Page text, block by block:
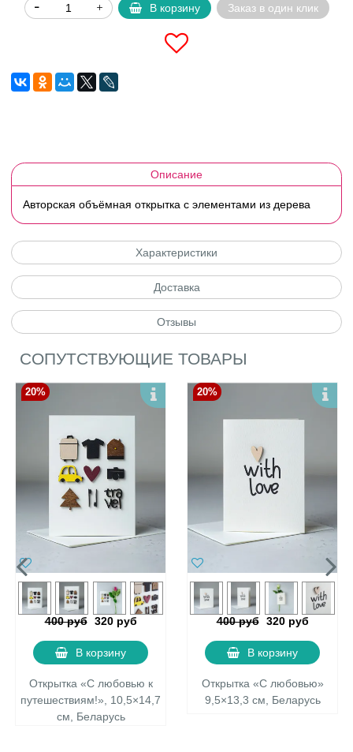
В корзину Заказ в один клик
Описание
Авторская объёмная открытка с элементами из дерева
Характеристики
Доставка
Отзывы
СОПУТСТВУЮЩИЕ ТОВАРЫ
20%
400 руб 320 руб
В корзину
Открытка «С любовью к
путешествиям!», 10,5×14,7
см, Беларусь
20%
400 руб 320 руб
В корзину
Открытка «С любовью»
9,5×13,3 см, Беларусь